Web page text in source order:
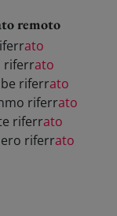
remoto
ato
riferrato
riferrato
riferrato
riferrato
riferrato